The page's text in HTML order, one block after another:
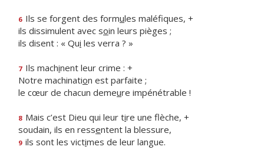
6 Ils se forgent des formules maléfiques, +
ils dissimulent avec soin leurs pièges ;
ils disent : « Qui les verra ? »
7 Ils machinent leur crime : +
Notre machination est parfaite ;
le cœur de chacun demeure impénétrable !
8 Mais c’est Dieu qui leur tire une flèche, +
soudain, ils en ressentent la blessure,
9 ils sont les victimes de leur langue.